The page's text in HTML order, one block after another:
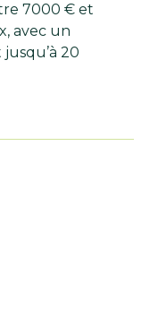
7000 € et
avec un
20